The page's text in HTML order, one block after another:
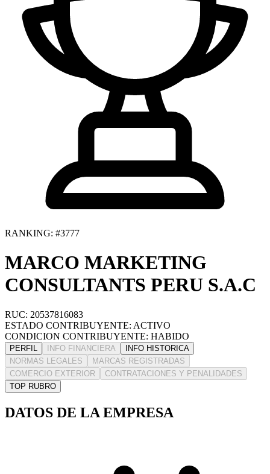
RANKING: #3777
MARCO MARKETING
CONSULTANTS PERU S.A.C
RUC: 20537816083
ESTADO CONTRIBUYENTE: ACTIVO
CONDICION CONTRIBUYENTE: HABIDO
PERFIL INFO FINANCIERA
INFO HISTORICA
NORMAS LEGALES
MARCAS REGISTRADAS
COMERCIO EXTERIOR
CONTRATACIONES Y PENALIDADES
TOP RUBRO
DATOS DE LA EMPRESA